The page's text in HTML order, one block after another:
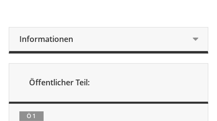
Informationen
Öffentlicher Teil:
Ö 1